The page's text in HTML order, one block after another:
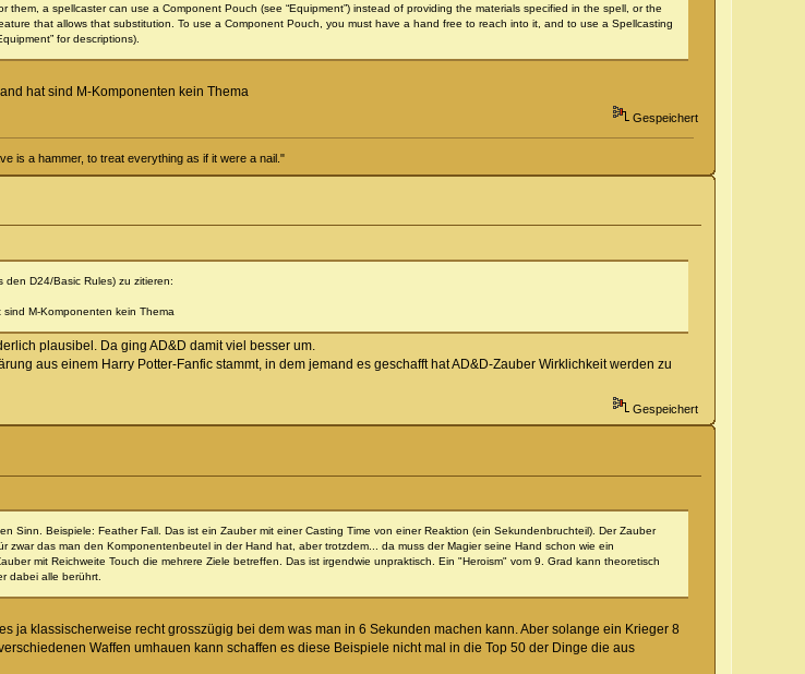
them, a spellcaster can use a Component Pouch (see “Equipment”) instead of providing the materials specified in the spell, or the
that allows that substitution. To use a Component Pouch, you must have a hand free to reach into it, and to use a Spellcasting
for descriptions).
hat sind M-Komponenten kein Thema
Gespeichert
is a hammer, to treat everything as if it were a nail."
den D24/Basic Rules) zu zitieren:
M-Komponenten kein Thema
plausibel. Da ging AD&D damit viel besser um.
aus einem Harry Potter-Fanfic stammt, in dem jemand es geschafft hat AD&D-Zauber Wirklichkeit werden zu
Gespeichert
Sinn. Beispiele: Feather Fall. Das ist ein Zauber mit einer Casting Time von einer Reaktion (ein Sekundenbruchteil). Der Zauber
zwar das man den Komponentenbeutel in der Hand hat, aber trotzdem... da muss der Magier seine Hand schon wie ein
mit Reichweite Touch die mehrere Ziele betreffen. Das ist irgendwie unpraktisch. Ein "Heroism" vom 9. Grad kann theoretisch
dabei alle berührt.
ja klassischerweise recht grosszügig bei dem was man in 6 Sekunden machen kann. Aber solange ein Krieger 8
Waffen umhauen kann schaffen es diese Beispiele nicht mal in die Top 50 der Dinge die aus